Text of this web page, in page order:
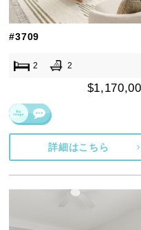
#3709
2 2
詳細はこちら